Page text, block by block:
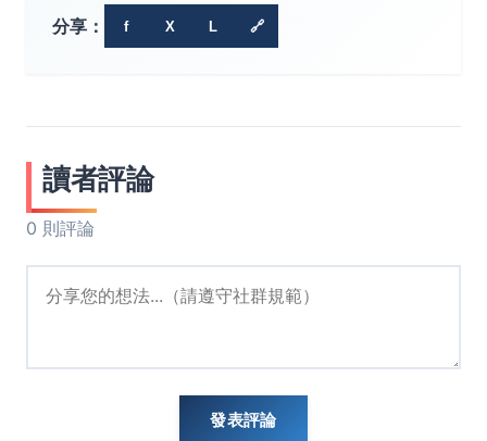
分享： f X L 🔗
讀者評論
0 則評論
發表評論